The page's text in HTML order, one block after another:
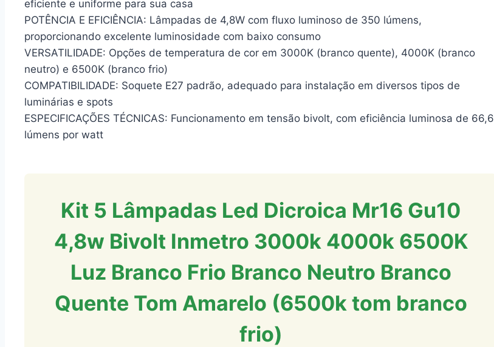
eficiente e uniforme para sua casa
POTÊNCIA E EFICIÊNCIA: Lâmpadas de 4,8W com fluxo luminoso de 350 lúmens,
proporcionando excelente luminosidade com baixo consumo
VERSATILIDADE: Opções de temperatura de cor em 3000K (branco quente), 4000K (branco
neutro) e 6500K (branco frio)
COMPATIBILIDADE: Soquete E27 padrão, adequado para instalação em diversos tipos de
luminárias e spots
ESPECIFICAÇÕES TÉCNICAS: Funcionamento em tensão bivolt, com eficiência luminosa de 66,6
lúmens por watt
Kit 5 Lâmpadas Led Dicroica Mr16 Gu10
4,8w Bivolt Inmetro 3000k 4000k 6500K
Luz Branco Frio Branco Neutro Branco
Quente Tom Amarelo (6500k tom branco
frio)